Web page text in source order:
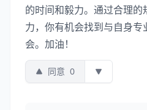
的时间和毅力。通过合理的
力，你有机会找到与自身
会。加油！
同意 0